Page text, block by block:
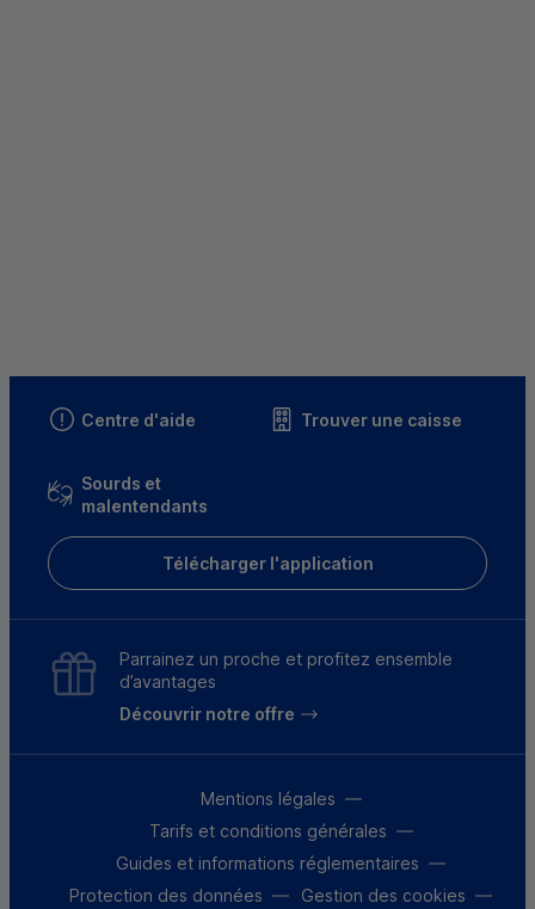
Centre d'aide Trouver une caisse
Sourds et
malentendants
Télécharger l'application
Parrainez un proche et profitez ensemble
d’avantages
Découvrir notre offre
Mentions légales
Tarifs et conditions générales
Guides et informations réglementaires
Protection des données
Gestion des cookies